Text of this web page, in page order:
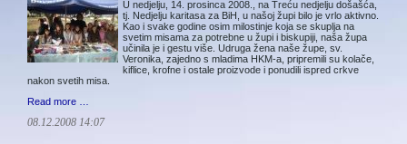
U nedjelju, 14. prosinca 2008., na Treću nedjelju došašća,
tj. Nedjelju karitasa za BiH, u našoj župi bilo je vrlo aktivno.
Kao i svake godine osim milostinje koja se skuplja na
svetim misama za potrebne u župi i biskupiji, naša župa
učinila je i gestu više. Udruga žena naše župe, sv.
Veronika, zajedno s mladima HKM-a, pripremili su kolače,
kiflice, krofne i ostale proizvode i ponudili ispred crkve
nakon svetih misa.
Read more …
08.12.2008 14:07